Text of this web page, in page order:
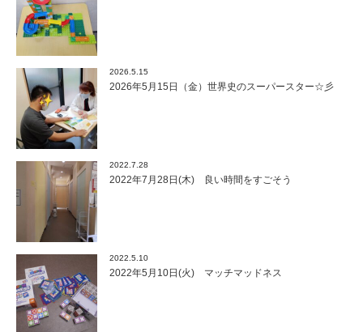
2026.5.15
2026年5月15日（金）世界史のスーパースター☆彡
2022.7.28
2022年7月28日(木) 良い時間をすごそう
2022.5.10
2022年5月10日(火) マッチマッドネス